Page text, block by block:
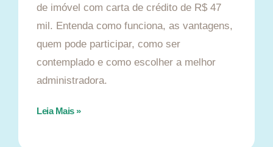
de imóvel com carta de crédito de R$ 47
mil. Entenda como funciona, as vantagens,
quem pode participar, como ser
contemplado e como escolher a melhor
administradora.
Leia Mais »